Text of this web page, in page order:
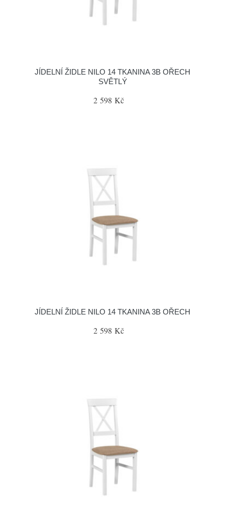
JÍDELNÍ ŽIDLE NILO 14 TKANINA 3B OŘECH
SVĚTLÝ
2 598 Kč
JÍDELNÍ ŽIDLE NILO 14 TKANINA 3B OŘECH
2 598 Kč